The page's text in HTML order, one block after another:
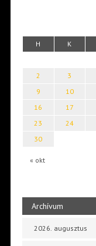
H K
« okt
2
3
9
10
16
17
23
24
30
Archívum
2026. augusztus